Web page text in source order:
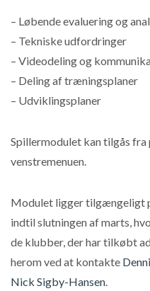
– Løbende evaluering og
– Tekniske udfordringer
– Videodeling og
– Deling af træningsplaner
– Udviklingsplaner
Spillermodulet kan tilgås fra
venstremenuen.
Modulet ligger tilgængeligt
indtil slutningen af marts,
de klubber, der har tilkøbt
herom ved at kontakte
Nick Sigby-Hansen.